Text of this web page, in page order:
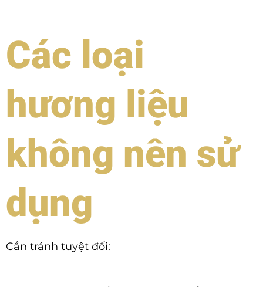
Các loại
hương liệu
không nên sử
dụng
Cần tránh tuyệt đối: